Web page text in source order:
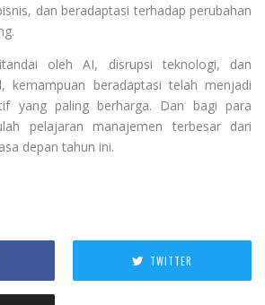
dan beradaptasi terhadap perubahan
oleh AI, disrupsi teknologi, dan
kemampuan beradaptasi telah menjadi
yang paling berharga. Dan bagi para
pelajaran manajemen terbesar dari
depan tahun ini.
TWITTER